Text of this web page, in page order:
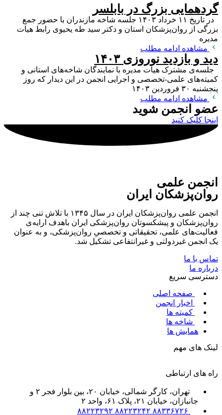
گردهمایی بزرگ در بابلسر
در تاریخ ۱۱ خرداد ۱۴۰۳ جلسه شاخه مازندران با حضور جمع
بزرگی از روان‌پزشکان استان و دکتر سید طه یحیوی رابط هیات
مدیره
مشاهده ادامه مطلب
دید و بازدید نوروزی ۱۴۰۳
جلسه‌ی مشترک هیات مدیره با نمایندگان شاخه‌های استانی و
کمیته‌های علمی-تخصصی و اجرایی انجمن در این دیدار که روز
پنجشنبه ۳۰ فروردین ۱۴۰۳
مشاهده ادامه مطلب
عضو انجمن شوید
اینجا کلیک کنید
انجمن علمی
روان‌پزشکان ایران
انجمن علمی روان‌پزشکان ایران در سال ۱۳۴۵ با تلاش تنی چند از
روان‌پزشکان و پیشکسوتان روان‌پزشکی ایران باهدف ارایه‌ی
فعالیت‌های علمی، تحقیقاتی و تخصصیِ روان‌پزشکی، و به عنوان
یک انجمن غیردولتی و غیرانتفاعی تشکیل شد.
تماس با ما
درباره ما
دسترسی سریع
صفحه اصلی
اخبار انجمن
کمیته ها
شاخه ها
همایش ها
لینک های مهم
راه های ارتباطی
تهران، کارگر شمالی، خیابان ۲۰، بین بلوار فجر ۲ و
جانبازان، خیابان ۲۱، پلاک ۶۱، واحد ۲
۸۸۳۳۶۷۲۶ ۸۸۲۲۳۲۴۲ ۸۸۲۲۳۲۹۲